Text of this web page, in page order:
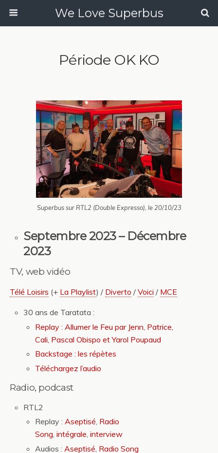
We Love Superbus
Période OK KO
Superbus sur RTL2 (Double Expresso), le 20/10/23
Septembre 2023 – Décembre
2023
TV, web vidéo
Télé Loisirs (+ La Playlist) / Diverto / Voici / MCE
30 ans de Taratata :
Replay : Allumer le Feu par Jenn, Patrice,
Cali, Pascal Obispo et Yarol Poupaud
Backstage : les répètes
Téléchargez l’audio
Radio, podcast
RTL2
Replay :Aseptisé, Radio
Song,intégrale,interview
Audios :Aseptisé, Radio Song